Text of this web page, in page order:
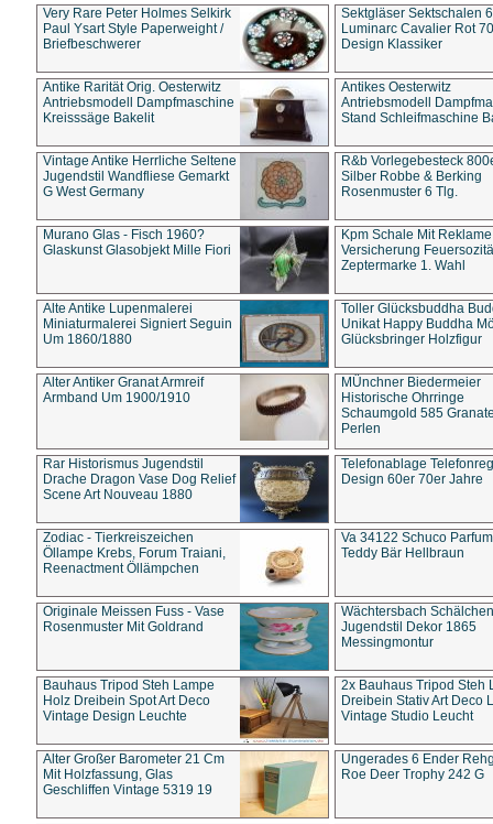
Very Rare Peter Holmes Selkirk
Paul Ysart Style Paperweight /
Briefbeschwerer
Sektgläser Sektschalen
Luminarc Cavalier Rot
Design Klassiker
Antike Rarität Orig. Oesterwitz
Antriebsmodell Dampfmaschine
Kreisssäge Bakelit
Antikes Oesterwitz
Antriebsmodell
Stand Schleifmaschine
Vintage Antike Herrliche Seltene
Jugendstil Wandfliese Gemarkt
G West Germany
R&b Vorlegebesteck
Silber Robbe & Berking
Rosenmuster 6 Tlg.
Murano Glas - Fisch 1960?
Glaskunst Glasobjekt Mille Fiori
Kpm Schale Mit Reklame
Versicherung
Zeptermarke 1. Wahl
Alte Antike Lupenmalerei
Miniaturmalerei Signiert Seguin
Um 1860/1880
Toller Glücksbuddha
Unikat Happy Buddha
Glücksbringer Holzfigur
Alter Antiker Granat Armreif
Armband Um 1900/1910
MÜnchner Biedermeier
Historische Ohrringe
Schaumgold 585
Perlen
Rar Historismus Jugendstil
Drache Dragon Vase Dog Relief
Scene Art Nouveau 1880
Telefonablage
Design 60er 70er Jahre
Zodiac - Tierkreiszeichen
Öllampe Krebs, Forum Traiani,
Reenactment Öllämpchen
Va 34122 Schuco
Teddy Bär Hellbraun
Originale Meissen Fuss - Vase
Rosenmuster Mit Goldrand
Wächtersbach Schälchen
Jugendstil Dekor 1865
Messingmontur
Bauhaus Tripod Steh Lampe
Holz Dreibein Spot Art Deco
Vintage Design Leuchte
2x Bauhaus Tripod Steh
Dreibein Stativ Art Deco
Vintage Studio Leucht
Alter Großer Barometer 21 Cm
Mit Holzfassung, Glas
Geschliffen Vintage 5319 19
Ungerades 6 Ender
Roe Deer Trophy 242 G